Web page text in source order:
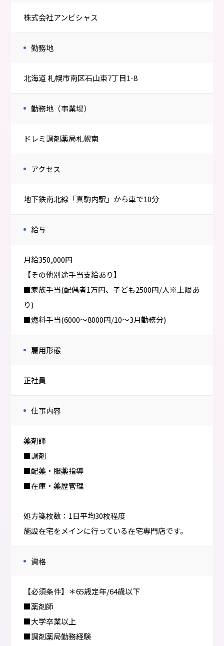
株式会社アンビシャス
勤務地
北海道 札幌市南区石山東7丁目1-8
勤務地（事業場）
ドレミ調剤薬局札幌南
アクセス
地下鉄南北線「真駒内駅」から車で10分
給与
月給350,000円
【その他別途手当支給あり】
■家族手当(配偶者1万円、子ども2500円/人※上限あ
り)
■燃料手当(6000～8000円/10～3月勤務分)
雇用形態
正社員
仕事内容
薬剤師
■調剤
■配薬・服薬指導
■在庫・薬歴管理
処方箋枚数：1日平均30枚程度
施設在宅をメインに行っている在宅専門店です。
資格
【必須条件】＊65歳定年/64歳以下
■薬剤師
■大学卒業以上
■調剤薬局勤務経験